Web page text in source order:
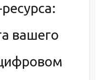
вашего